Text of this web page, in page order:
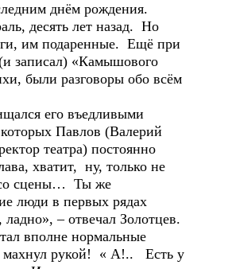
днём рождения.
десять лет назад. Но
им подаренные. Ещё при
записал) «Камышового
были разговоры обо всём
его въедливыми
Павлов (Валерий
театра) постоянно
хватит, ну, только не
со сцены… Ты же
люди в первых рядах
– отвечал Золотцев.
вполне нормальные
рукой! « А!.. Есть у